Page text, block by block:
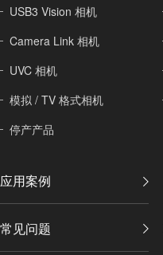
USB3 Vision 相机
Camera Link 相机
UVC 相机
模拟 / TV 格式相机
停产产品
应用案例
常见问题